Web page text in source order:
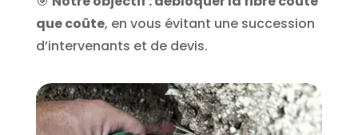
que coûte, en vous évitant une succession
d’intervenants et de devis.